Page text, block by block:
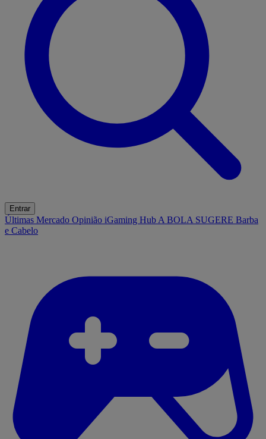
Entrar
Últimas Mercado Opinião iGaming Hub A BOLA SUGERE Barba
e Cabelo